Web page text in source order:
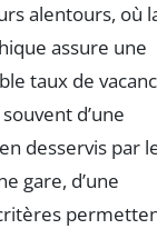
alentours, où
assure une
taux de
d’une
desservis par
gare, d’une